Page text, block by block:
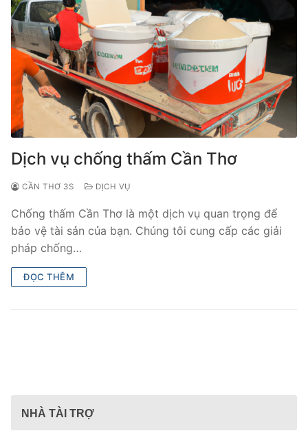
Dịch vụ chống thấm Cần Thơ
CẦN THƠ 3S DỊCH VỤ
Chống thấm Cần Thơ là một dịch vụ quan trọng để
bảo vệ tài sản của bạn. Chúng tôi cung cấp các giải
pháp chống…
ĐỌC THÊM
NHÀ TÀI TRỢ